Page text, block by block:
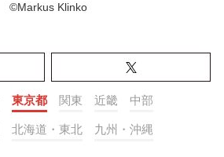
©Markus Klinko
東京都 関東 近畿 中部
北海道・東北 九州・沖縄